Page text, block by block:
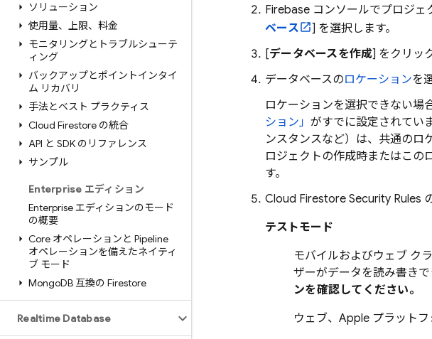
ソリューション
使用量、上限、料金
モニタリングとトラブルシューテ
ィング
バックアップとポイントインタイ
ム リカバリ
手法とベスト プラクティス
Cloud Firestore の統合
API と SDK のリファレンス
サンプル
Enterprise エディション
Enterprise エディションのモード
の概要
Core オペレーションと Pipeline
オペレーションを備えたネイティ
ブ モード
MongoDB 互換の Firestore
Realtime Database
Firebase コンソールでプロジェ
ベース
] を選択します。
[データベースを作成] をクリッ
データベースのロケーションを
ロケーションを選択できない場
ション」 がすでに設定されてい
ンスタンスなど）は、共通のロ
ロジェクトの作成時またはこの
す。
Cloud Firestore Security Rules
テストモード
モバイルおよびウェブ ク
ザーがデータを読み書きで
ンを確認してください。
ウェブ、Apple プラット